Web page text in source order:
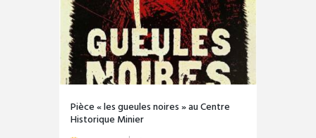
Pièce « les gueules noires » au Centre
Historique Minier